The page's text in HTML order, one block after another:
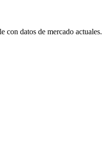
con datos de mercado actuales.